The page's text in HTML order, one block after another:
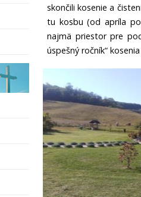
skončili kosenie a
tu kosbu (od apríla
najmä priestor pre
úspešný ročník“